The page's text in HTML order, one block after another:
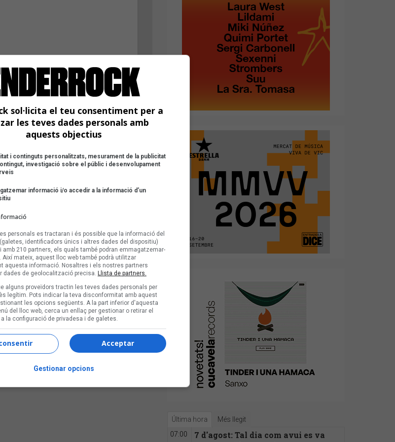
Última hora Més llegit
07:00
7 d'agost: Tal dia com avui es va
sol·licita el teu consentiment per a
les teves dades personals amb
aquests objectius
i continguts personalitzats, mesurament de la publicitat
investigació sobre el públic i desenvolupament
informació i/o accedir a la informació d’un
personals es tractaran i és possible que la informació del
identificadors únics i altres dades del dispositiu)
amb 210 partners, els quals també podran emmagatzemar-
Així mateix, aquest lloc web també podrà utilitzar
aquesta informació. Nosaltres i els nostres partners
dades de geolocalització precisa. Llista de partners.
alguns proveïdors tractin les teves dades personals per
legítim. Pots indicar la teva disconformitat amb aquest
les opcions següents. A la part inferior d'aquesta
del lloc web, cerca un enllaç per gestionar o retirar el
la configuració de privadesa i de galetes.
Acceptar
Gestionar opcions